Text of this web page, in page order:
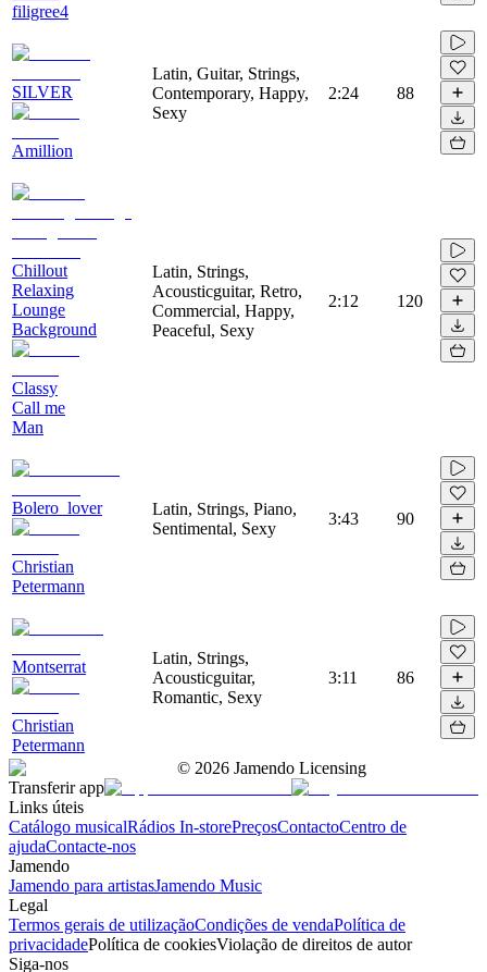
filigree4
SILVER
Amillion
Latin, Guitar, Strings,
Contemporary, Happy,
Sexy
2:24 88
Chillout
Relaxing
Lounge
Background
Classy
Call me
Man
Latin, Strings,
Acousticguitar, Retro,
Commercial, Happy,
Peaceful, Sexy
2:12 120
Bolero_lover
Christian
Petermann
Latin, Strings, Piano,
Sentimental, Sexy
3:43 90
Montserrat
Christian
Petermann
Latin, Strings,
Acousticguitar,
Romantic, Sexy
3:11 86
© 2026 Jamendo Licensing
Transferir app
Links úteis
Catálogo musicalRádios In-storePreçosContactoCentro de
ajudaContacte-nos
Jamendo
Jamendo para artistasJamendo Music
Legal
Termos gerais de utilizaçãoCondições de vendaPolítica de
privacidadePolítica de cookiesViolação de direitos de autor
Siga-nos